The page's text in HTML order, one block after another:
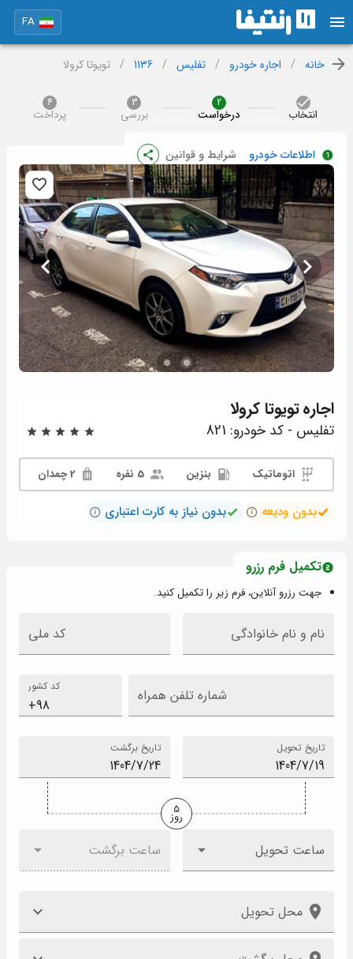
FA
خانه / اجاره خودرو / تفلیس /
1136
/ تویوتا کرولا
انتخاب
2
درخواست
3
بررسی
4
پرداخت
اطلاعات خودرو شرایط و قوانین
اجارهتویوتا کرولا
تفلیس - کد خودرو: 821
اتوماتیک بنزین 2 چمدان
بدون ودیعه بدون نیاز به کارت اعتباری
تکمیل فرم رزرو
جهت رزرو آنلاین، فرم زیر را تکمیل کنید.
نام و نام خانوادگی کد ملی
کد کشور شماره تلفن همراه
تاریخ تحویل تاریخ برگشت
5
روز
ساعت تحویل ساعت برگشت
محل تحویل